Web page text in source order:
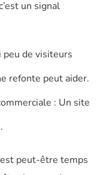
un signal
peu de visiteurs
refonte peut aider.
: Un site
peut-être temps